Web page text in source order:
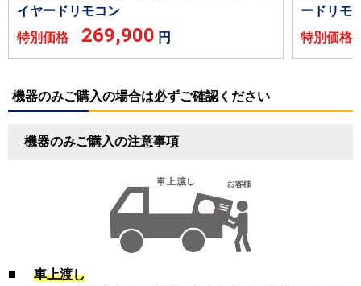
イヤードリモコン
特別価格 269,900 円
ードリモ
特別価
機器のみご購入の場合は必ずご確認ください
機器のみご購入の注意事項
■
車上渡し